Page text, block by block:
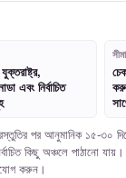
এবং নির্বাচিত
পর আনুমানিক ১৫-৩০
কিছু অঞ্চলে পাঠানো
করুন।